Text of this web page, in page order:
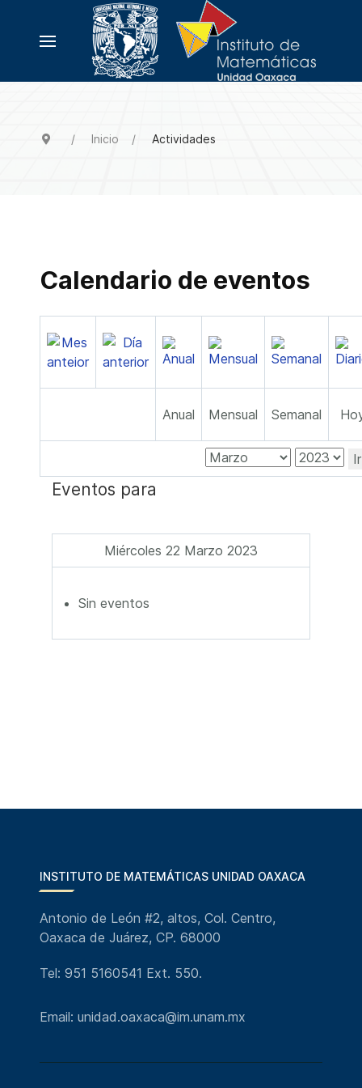
Inicio Actividades
Calendario de eventos
Anual Mensual Semanal
Eventos para
Miércoles 22 Marzo 2023
Sin eventos
INSTITUTO DE MATEMÁTICAS UNIDAD OAXACA
Antonio de León #2, altos, Col. Centro,
Oaxaca de Juárez, CP. 68000
Tel: 951 5160541 Ext. 550.
Email: unidad.oaxaca@im.unam.mx